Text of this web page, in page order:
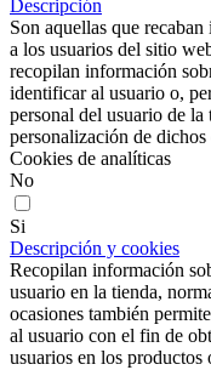
Descripción
Son aquellas que
a los usuarios del sitio
recopilan información
identificar al usuario o,
personal del usuario de la
personalización de
Cookies de analíticas
No
Si
Descripción y cookies
Recopilan información
usuario en la tienda,
ocasiones también
al usuario con el fin de
usuarios en los productos